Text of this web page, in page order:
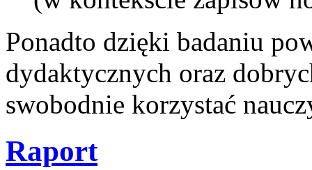
Ponadto dzięki badaniu
dydaktycznych oraz
swobodnie korzystać
Raport